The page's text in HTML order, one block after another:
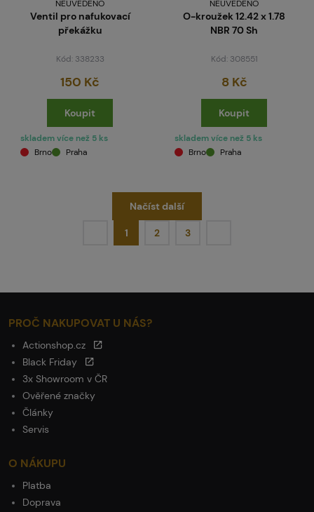
NEUVEDENO
Ventil pro nafukovací
překážku
Kód: 338233
150 Kč
Koupit
skladem více než 5 ks
Brno
Praha
NEUVEDENO
O-kroužek 12.42 x 1.78
NBR 70 Sh
Kód: 308551
8 Kč
Koupit
skladem více než 5 ks
Brno
Praha
Načíst další
1 2 3
PROČ NAKUPOVAT U NÁS?
Actionshop.cz
Black Friday
3x Showroom v ČR
Ověřené značky
Články
Servis
O NÁKUPU
Platba
Doprava